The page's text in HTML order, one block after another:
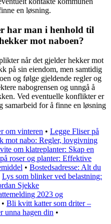
en løsning.
har man i henhold til
mot naboen?
når det gjelder hekker mot
på sin eiendom, men samtidig
og følge gjeldende regler og
nabogrensen og unngå å
Ved eventuelle konflikter er
for å finne en løsning
om vinteren • Legge Fliser på
mot nabo: Regler, lovgivning
om klatreplanter: Skap en
roser og planter: Effektive
• Bostedsadresse: Alt du
Lys som blinker ved belastning:
Sjekke
2023 og
• Bli kvitt katter som driter –
unna hagen din •